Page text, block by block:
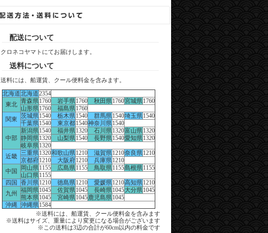
配送について
クロネコヤマトにてお届けします。
送料について
送料には、船運賃、クール便料金を含みます。
北海道北海道2354
東北 青森県1760 岩手県1760 秋田県1760宮城県1760
山形県1760 福島県1760
関東 茨城県1540 栃木県1540 群馬県1540埼玉県1540
千葉県1540 東京都1540神奈川県1540
中部
新潟県1540 福井県1320 石川県1320富山県1320
静岡県1320 山梨県1540 長野県1540愛知県1320
岐阜県1320
近畿 三重県1320和歌山県1210 滋賀県1210奈良県1210
京都府1210 大阪府1210 兵庫県1210
中国
岡山県1155 広島県1155 鳥取県1155島根県1155
山口県1155
四国
香川県1210 徳島県1210 愛媛県1210高知県1210
九州
福岡県1045 佐賀県1045 長崎県1045大分県1045
熊本県1045 宮崎県1045鹿児島県1045
沖縄 沖縄県1584
※送料には、船運賃、クール便料金を含みます
※送料はサイズ、重量により変更になる場合がございます
※この送料は3辺の合計が60cm以内の料金です